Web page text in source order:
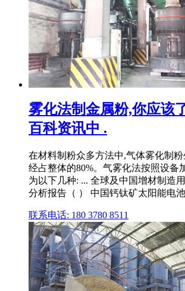
雾化法制金属粉,你应该
百科资讯中 .
在材料制粉众多方法中,气体雾化制
经占整体的80%。气雾化法按照设备
为以下几种: ... 全球及中国增材制造
分析报告（ ） 中国钙钛矿太阳能电
联系电话: 180 3780 8511